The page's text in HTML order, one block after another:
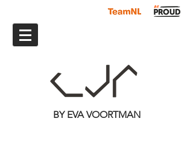
BY EVA VOORTMAN